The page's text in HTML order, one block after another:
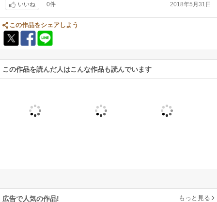
気持ちの上で大混乱に陥ります(^^;最後はもちろん上手くいきますが、そ
いいね 0件 2018年5月31日
この作品をシェアしよう
この作品を読んだ人はこんな作品も読んでいます
広告で人気の作品! もっと見る